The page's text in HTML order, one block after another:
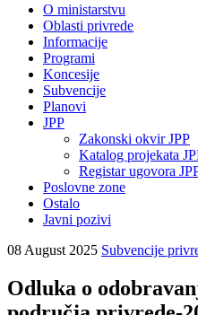
O ministarstvu
Oblasti privrede
Informacije
Programi
Koncesije
Subvencije
Planovi
JPP
Zakonski okvir JPP
Katalog projekata
Registar ugovora
Poslovne zone
Ostalo
Javni pozivi
08 August 2025 Subvencije
Odluka o